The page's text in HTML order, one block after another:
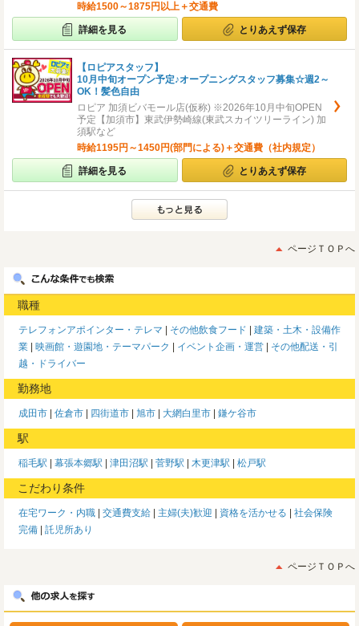
時給1500～1875円以上＋交通費
詳細を見る とりあえず保存
【ロピアスタッフ】
10月中旬オープン予定♪オープニングスタッフ募集☆週2～
OK！髪色自由
ロピア 加須ビバモール店(仮称) ※2026年10月中旬OPEN
予定【加須市】東武伊勢崎線(東武スカイツリーライン) 加
須駅など
時給1195円～1450円(部門による)＋交通費（社内規定）
詳細を見る とりあえず保存
ページＴＯＰへ
職種
テレフォンアポインター・テレマ その他飲食フード
建築・土木・設備作
業
映画館・遊園地・テーマパーク イベント企画・運営
その他配送・引
越・ドライバー
勤務地
成田市 佐倉市 四街道市 旭市 大網白里市 鎌ケ谷市
駅
稲毛駅 幕張本郷駅 津田沼駅 菅野駅 木更津駅 松戸駅
こだわり条件
在宅ワーク・内職 交通費支給 主婦(夫)歓迎 資格を活かせる
社会保険
完備
託児所あり
ページＴＯＰへ